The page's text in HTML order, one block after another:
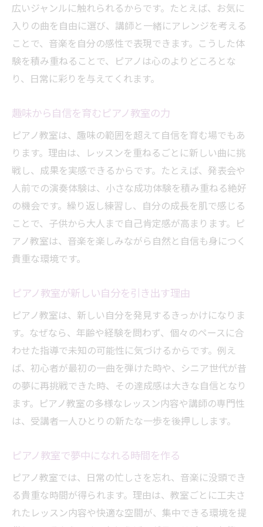
広いジャンルに触れられるからです。たとえば、お気に
入りの曲を自由に選び、講師と一緒にアレンジを考える
ことで、音楽を自分の感性で表現できます。こうした体
験を積み重ねることで、ピアノは心のよりどころとな
り、日常に彩りを与えてくれます。
趣味から自信を育むピアノ教室の力
ピアノ教室は、趣味の範囲を超えて自信を育む場でもあ
ります。理由は、レッスンを重ねるごとに新しい曲に挑
戦し、成果を実感できるからです。たとえば、発表会や
人前での演奏体験は、小さな成功体験を積み重ねる絶好
の機会です。繰り返し練習し、自分の成長を肌で感じる
ことで、子供から大人まで自己肯定感が高まります。ピ
アノ教室は、音楽を楽しみながら自然と自信も身につく
貴重な環境です。
ピアノ教室が新しい自分を引き出す理由
ピアノ教室は、新しい自分を発見するきっかけになりま
す。なぜなら、年齢や経験を問わず、個々のペースに合
わせた指導で未知の可能性に気づけるからです。例え
ば、初心者が最初の一曲を弾けた時や、シニア世代が昔
の夢に再挑戦できた時、その達成感は大きな自信となり
ます。ピアノ教室の多様なレッスン内容や講師の専門性
は、受講者一人ひとりの新たな一歩を後押しします。
ピアノ教室で夢中になれる時間を作る
ピアノ教室では、日常の忙しさを忘れ、音楽に没頭でき
る貴重な時間が得られます。理由は、教室ごとに工夫さ
れたレッスン内容や快適な空間が、集中できる環境を提